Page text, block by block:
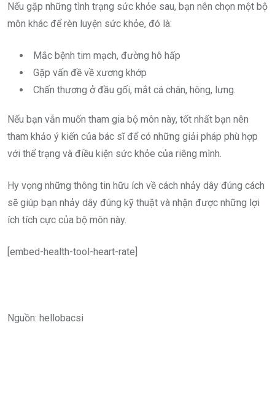
Nếu gặp những tình trạng sức khỏe sau, bạn nên chọn một bộ
môn khác để rèn luyện sức khỏe, đó là:
Mắc bệnh tim mạch, đường hô hấp
Gặp vấn đề về xương khớp
Chấn thương ở đầu gối, mắt cá chân, hông, lưng.
Nếu bạn vẫn muốn tham gia bộ môn này, tốt nhất bạn nên
tham khảo ý kiến của bác sĩ để có những giải pháp phù hợp
với thể trạng và điều kiện sức khỏe của riêng mình.
Hy vọng những thông tin hữu ích về cách nhảy dây đúng cách
sẽ giúp bạn nhảy dây đúng kỹ thuật và nhận được những lợi
ích tích cực của bộ môn này.
[embed-health-tool-heart-rate]
Nguồn: hellobacsi